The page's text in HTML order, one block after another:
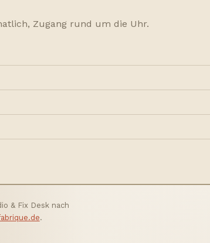
Zugang rund um die Uhr.
& Fix Desk nach
.